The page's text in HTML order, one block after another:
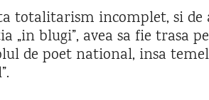
totalitarism incomplet, si de
„in blugi”, avea sa fie trasa
de poet national, insa